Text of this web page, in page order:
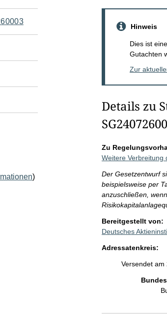
)
Hinweis
Dies ist
Gutachten
Zur
Details zu
Zu
Weitere Verbreitung
Der Gesetzentwurf
beispielsweise per
anzuschließen,
Bereitgestellt von:
Deutsches
Adressatenkreis:
Versendet am